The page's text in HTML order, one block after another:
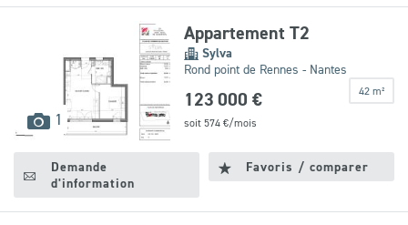
1 images
disponibles
Appartement T2
Sylva
Rond point de Rennes - Nantes
42 m²
123 000 €
soit 574€/mois
Demande
d'information
Favoris / comparer